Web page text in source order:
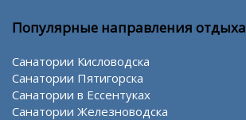
Популярные направления отдыха
Санатории Кисловодска
Санатории Пятигорска
Санатории в Ессентуках
Санатории Железноводска